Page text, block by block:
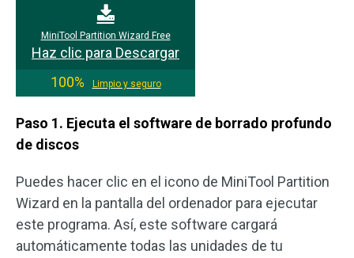
MiniTool Partition Wizard Free
Haz clic para Descargar
100%
Limpio y seguro
Paso 1. Ejecuta el software de borrado profundo
de discos
Puedes hacer clic en el icono de MiniTool Partition
Wizard en la pantalla del ordenador para ejecutar
este programa. Así, este software cargará
automáticamente todas las unidades de tu